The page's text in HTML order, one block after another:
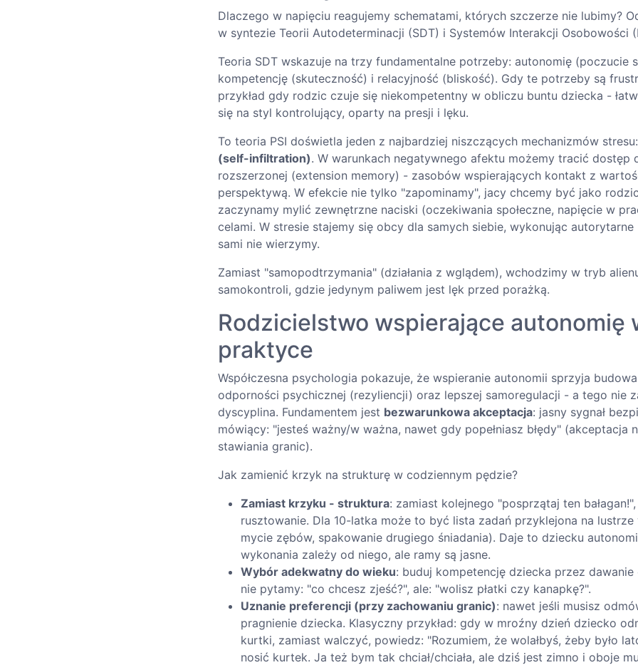
Dlaczego w napięciu reagujemy schematami, których szczerze nie lubimy?
w syntezie Teorii Autodeterminacji (SDT) i Systemów Interakcji Osobowości
Teoria SDT wskazuje na trzy fundamentalne potrzeby: autonomię (poczucie
kompetencję (skuteczność) i relacyjność (bliskość). Gdy te potrzeby są
przykład gdy rodzic czuje się niekompetentny w obliczu buntu dziecka -
się na styl kontrolujący, oparty na presji i lęku.
To teoria PSI doświetla jeden z najbardziej niszczących mechanizmów
(self-infiltration). W warunkach negatywnego afektu możemy tracić dostęp
rozszerzonej (extension memory) - zasobów wspierających kontakt z
perspektywą. W efekcie nie tylko "zapominamy", jacy chcemy być jako
zaczynamy mylić zewnętrzne naciski (oczekiwania społeczne, napięcie w
celami. W stresie stajemy się obcy dla samych siebie, wykonując
sami nie wierzymy.
Zamiast "samopodtrzymania" (działania z wglądem), wchodzimy w tryb
samokontroli, gdzie jedynym paliwem jest lęk przed porażką.
Rodzicielstwo wspierające autonomię
praktyce
Współczesna psychologia pokazuje, że wspieranie autonomii sprzyja
odporności psychicznej (rezyliencji) oraz lepszej samoregulacji - a tego nie
dyscyplina. Fundamentem jest bezwarunkowa akceptacja: jasny sygnał
mówiący: "jesteś ważny/w ważna, nawet gdy popełniasz błędy" (akceptacja
stawiania granic).
Jak zamienić krzyk na strukturę w codziennym pędzie?
Zamiast krzyku - struktura: zamiast kolejnego "posprzątaj ten
rusztowanie. Dla 10-latka może to być lista zadań przyklejona na lustrze
mycie zębów, spakowanie drugiego śniadania). Daje to dziecku
wykonania zależy od niego, ale ramy są jasne.
Wybór adekwatny do wieku: buduj kompetencję dziecka przez dawanie
nie pytamy: "co chcesz zjeść?", ale: "wolisz płatki czy kanapkę?".
Uznanie preferencji (przy zachowaniu granic): nawet jeśli musisz
pragnienie dziecka. Klasyczny przykład: gdy w mroźny dzień dziecko
kurtki, zamiast walczyć, powiedz: "Rozumiem, że wolałbyś, żeby było
nosić kurtek. Ja też bym tak chciał/chciała, ale dziś jest zimno i oboje